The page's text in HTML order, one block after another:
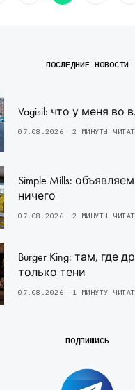
ПОСЛЕДНИЕ НОВОСТИ
Vagisil: что у меня во
07.08.2026 2 МИНУТЫ
Simple Mills:
ничего
07.08.2026 2 МИНУТЫ
Burger King: там, где
только тени
07.08.2026 1 МИНУТУ
ПОДПИШИСЬ